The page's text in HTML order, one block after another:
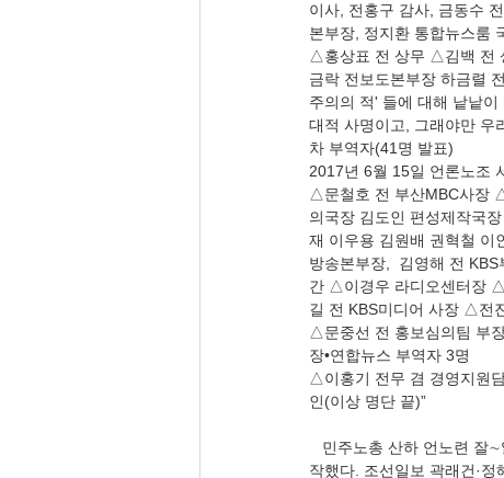
이사, 전홍구 감사, 금동수
본부장, 정지환 통합뉴스룸
△홍상표 전 상무 △김백 전
금락 전보도본부장 하금렬
주의의 적' 들에 대해 낱낱
대적 사명이고, 그래야만 우
차 부역자(41명 발표)
2017년 6월 15일 언론노조
△문철호 전 부산MBC사장
의국장 김도인 편성제작국
재 이우용 김원배 권혁철 이
방송본부장,  김영해 전
간 △이경우 라디오센터장
길 전 KBS미디어 사장 △전
△문중선 전 홍보심의팀 부
장•연합뉴스 부역자 3명
△이홍기 전무 겸 경영지원
인(이상 명단 끝)”
작했다. 조선일보 곽래건·정